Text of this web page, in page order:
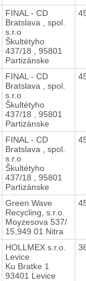
FINAL - CD
Bratslava , spol.
s.r.o
Škultétyho
437/18 , 95801
Partizánske
FINAL - CD
Bratslava , spol.
s.r.o
Škultétyho
437/18 , 95801
Partizánske
FINAL - CD
Bratslava , spol.
s.r.o
Škultétyho
437/18 , 95801
Partizánske
Green Wave
Recycling, s.r.o.
Moyzesova 537/
15,949 01 Nitra
HOLLMEX s.r.o.
Levice
Ku Bratke 1
93401 Levice